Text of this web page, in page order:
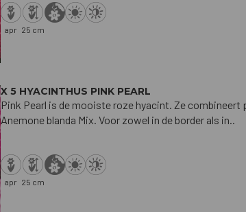
apr 25 cm
X 5 HYACINTHUS PINK PEARL
Pink Pearl is de mooiste roze hyacint. Ze combineert
Anemone blanda Mix. Voor zowel in de border als in..
apr 25 cm